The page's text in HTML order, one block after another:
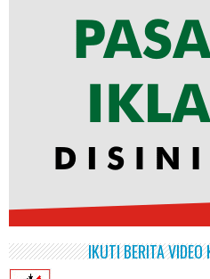
IKUTI BERITA